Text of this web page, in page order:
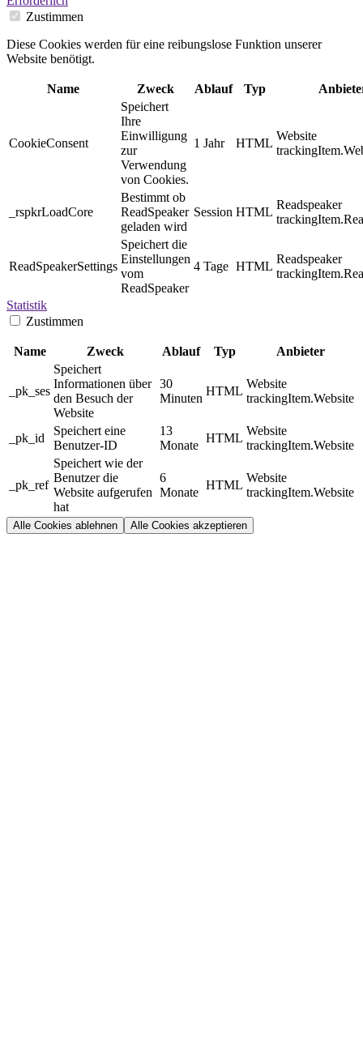
Zustimmen
Diese Cookies werden für eine reibungslose Funktion unserer
Website benötigt.
Name Zweck Ablauf Typ
CookieConsent
Speichert
Ihre
Einwilligung
zur
Verwendung
von Cookies.
1 Jahr HTML
Website
_rspkrLoadCore
Bestimmt ob
ReadSpeaker
geladen wird
Session HTML
Readspeaker
ReadSpeakerSettings
Speichert die
Einstellungen
vom
ReadSpeaker
4 Tage HTML
Readspeaker
Statistik
Zustimmen
Name Zweck Ablauf Typ Anbieter
_pk_ses
Speichert
Informationen über
den Besuch der
Website
30
Minuten
HTML
Website
trackingItem.Website
_pk_id
Speichert eine
Benutzer-ID
13
Monate
HTML
Website
trackingItem.Website
_pk_ref
Speichert wie der
Benutzer die
Website aufgerufen
hat
6
Monate
HTML
Website
trackingItem.Website
Alle Cookies ablehnen Alle Cookies akzeptieren